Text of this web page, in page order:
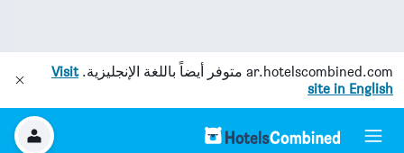
ar.hotelscombined.com متوفر أيضاً باللغة الإنجليزية.Visit
site in English